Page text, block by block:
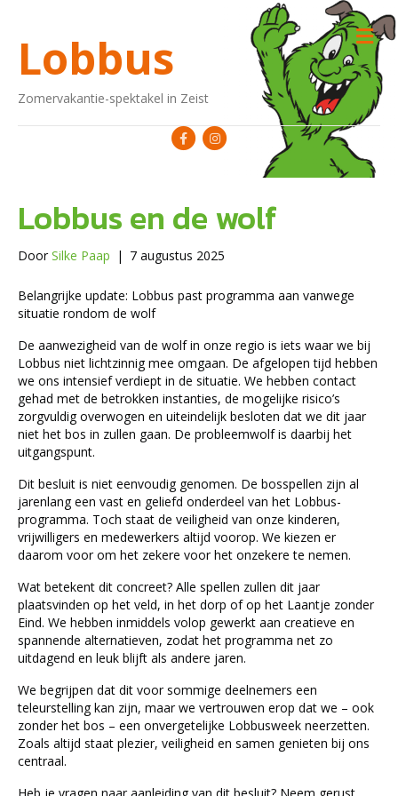
Lobbus
Zomervakantie-spektakel in Zeist
FacebookInstagram
Lobbus en de wolf
DoorSilke Paap | 7 augustus 2025
Belangrijke update: Lobbus past programma aan vanwege
situatie rondom de wolf
De aanwezigheid van de wolf in onze regio is iets waar we bij
Lobbus niet lichtzinnig mee omgaan. De afgelopen tijd hebben
we ons intensief verdiept in de situatie. We hebben contact
gehad met de betrokken instanties, de mogelijke risico’s
zorgvuldig overwogen en uiteindelijk besloten dat we dit jaar
niet het bos in zullen gaan. De probleemwolf is daarbij het
uitgangspunt.
Dit besluit is niet eenvoudig genomen. De bosspellen zijn al
jarenlang een vast en geliefd onderdeel van het Lobbus-
programma. Toch staat de veiligheid van onze kinderen,
vrijwilligers en medewerkers altijd voorop. We kiezen er
daarom voor om het zekere voor het onzekere te nemen.
Wat betekent dit concreet? Alle spellen zullen dit jaar
plaatsvinden op het veld, in het dorp of op het Laantje zonder
Eind. We hebben inmiddels volop gewerkt aan creatieve en
spannende alternatieven, zodat het programma net zo
uitdagend en leuk blijft als andere jaren.
We begrijpen dat dit voor sommige deelnemers een
teleurstelling kan zijn, maar we vertrouwen erop dat we – ook
zonder het bos – een onvergetelijke Lobbusweek neerzetten.
Zoals altijd staat plezier, veiligheid en samen genieten bij ons
centraal.